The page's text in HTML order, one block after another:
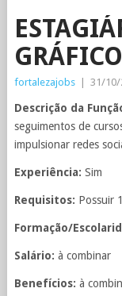
fortalezajobs 31/10/
Descrição da
seguimentos de
impulsionar redes
Experiência: Sim
Requisitos: Possuir
Formação/
Salário: à combinar
Benefícios: à